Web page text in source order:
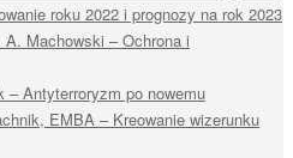
roku 2022 i prognozy na rok 2023
Machowski – Ochrona i
– Antyterroryzm po nowemu
EMBA – Kreowanie wizerunku